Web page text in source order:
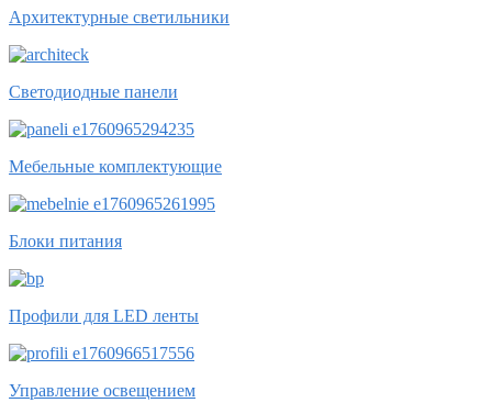
Архитектурные светильники
Светодиодные панели
Мебельные комплектующие
Блоки питания
Профили для LED ленты
Управление освещением